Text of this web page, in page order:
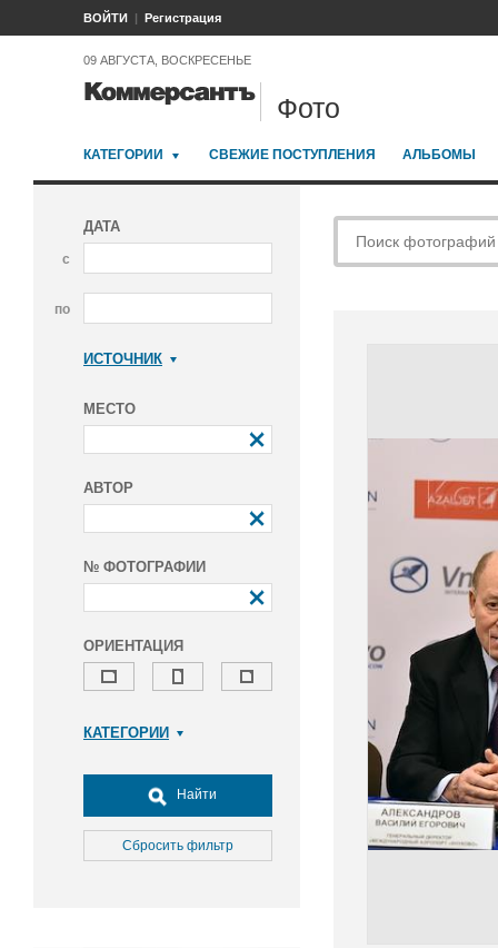
ВОЙТИ Регистрация
09 АВГУСТА, ВОСКРЕСЕНЬЕ
Фото
КАТЕГОРИИ СВЕЖИЕ ПОСТУПЛЕНИЯ АЛЬБОМЫ
ДАТА
с
по
ИСТОЧНИК
МЕСТО
АВТОР
№ ФОТОГРАФИИ
ОРИЕНТАЦИЯ
КАТЕГОРИИ
Досуг, туризм и отдых
Культура
Медицина
Найти
Сбросить фильтр